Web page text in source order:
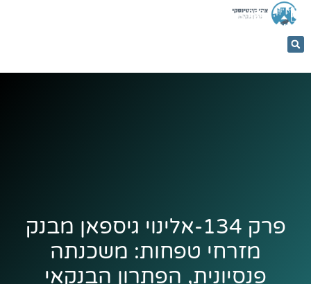
053-
5366884
פרק 134-אלינוי גיספאן מבנק
מזרחי טפחות: משכנתה
פנסיונית, הפתרון הבנקאי